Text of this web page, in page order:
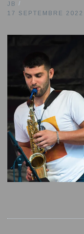
JB
17 SEPTEMBRE 2022